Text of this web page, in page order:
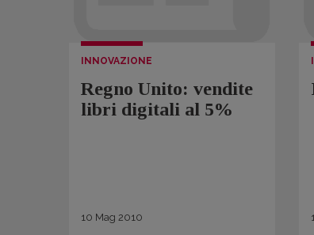
INNOVAZIONE
Regno Unito: vendite
libri digitali al 5%
10 Mag 2010